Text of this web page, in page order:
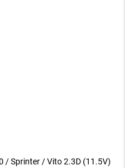
/ Sprinter / Vito 2.3D (11.5V)